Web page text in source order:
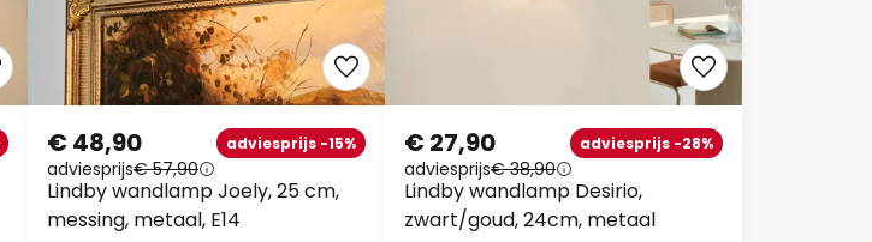
Lindby wandlamp Joely, 25 cm,
messing, metaal, E14
€ 48,90 adviesprijs -15%
adviesprijs€ 57,90
Lindby wandlamp Desirio,
zwart/goud, 24cm, metaal
€ 27,90 adviesprijs -28%
adviesprijs€ 38,90